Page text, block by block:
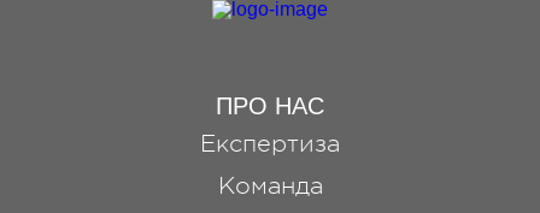
ПРО НАС
Експертиза
Команда